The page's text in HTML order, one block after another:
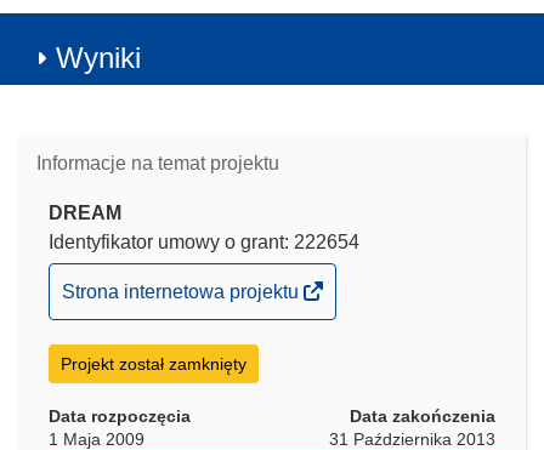
Wyniki
Informacje na temat projektu
DREAM
Identyfikator umowy o grant: 222654
(odnośnik
otworzy
się
w
oknie)
Strona internetowa projektu
Projekt został zamknięty
Data rozpoczęcia
1 Maja 2009
Data zakończenia
31 Października 2013